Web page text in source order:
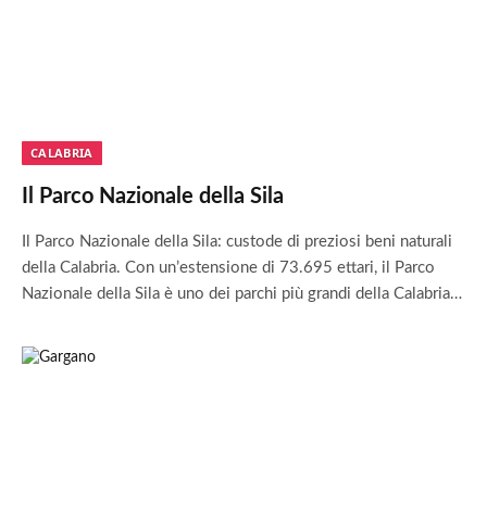
CALABRIA
Il Parco Nazionale della Sila
Il Parco Nazionale della Sila: custode di preziosi beni naturali
della Calabria. Con un’estensione di 73.695 ettari, il Parco
Nazionale della Sila è uno dei parchi più grandi della Calabria…